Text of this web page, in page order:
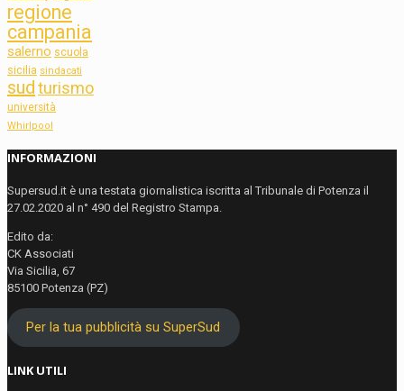
regione
campania
salerno scuola
sicilia sindacati
sudturismo
università
Whirlpool
INFORMAZIONI
Supersud.it è una testata giornalistica iscritta al Tribunale di Potenza il
27.02.2020 al n° 490 del Registro Stampa.
Edito da:
CK Associati
Via Sicilia, 67
85100 Potenza (PZ)
Per la tua pubblicità su SuperSud
LINK UTILI